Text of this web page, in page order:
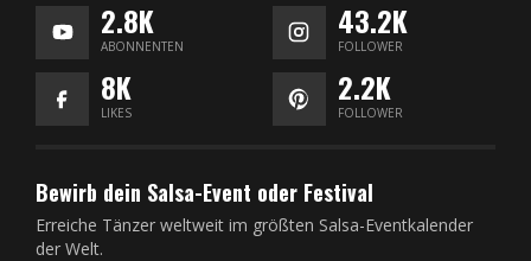
2.8K
ABONNENTEN
43.2K
FOLLOWER
8K
LIKES
2.2K
FOLLOWER
Bewirb dein Salsa-Event oder Festival
Erreiche Tänzer weltweit im größten Salsa-Eventkalender
der Welt.